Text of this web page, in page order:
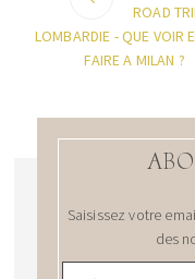
ROAD
LOMBARDIE - QUE VOIR
FAIRE A MILAN ?
Saisissez votre
des